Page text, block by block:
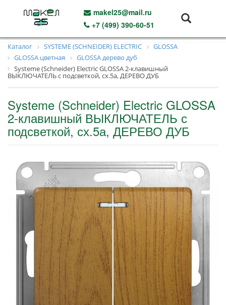
makel25@mail.ru
+7 (499) 390-60-51
Каталог SYSTEME (SCHNEIDER) ELECTRIC
GLOSSA
GLOSSA цветная
GLOSSA дерево дуб
Systeme (Schneider) Electric GLOSSA 2-клавишный
ВЫКЛЮЧАТЕЛЬ с подсветкой, сх.5а, ДЕРЕВО ДУБ
Systeme (Schneider) Electric GLOSSA
2-клавишный ВЫКЛЮЧАТЕЛЬ с
подсветкой, сх.5а, ДЕРЕВО ДУБ